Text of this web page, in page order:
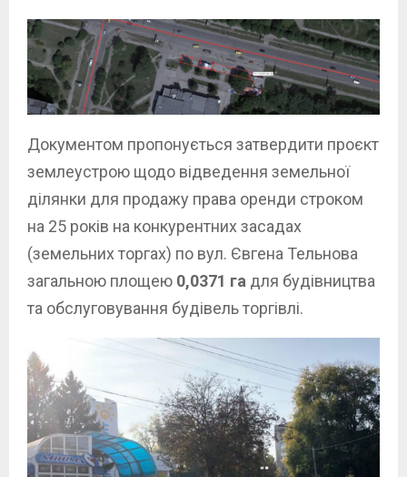
Документом пропонується затвердити проєкт
землеустрою щодо відведення земельної
ділянки для продажу права оренди строком
на 25 років на конкурентних засадах
(земельних торгах) по вул. Євгена Тельнова
загальною площею 0,0371 га для будівництва
та обслуговування будівель торгівлі.